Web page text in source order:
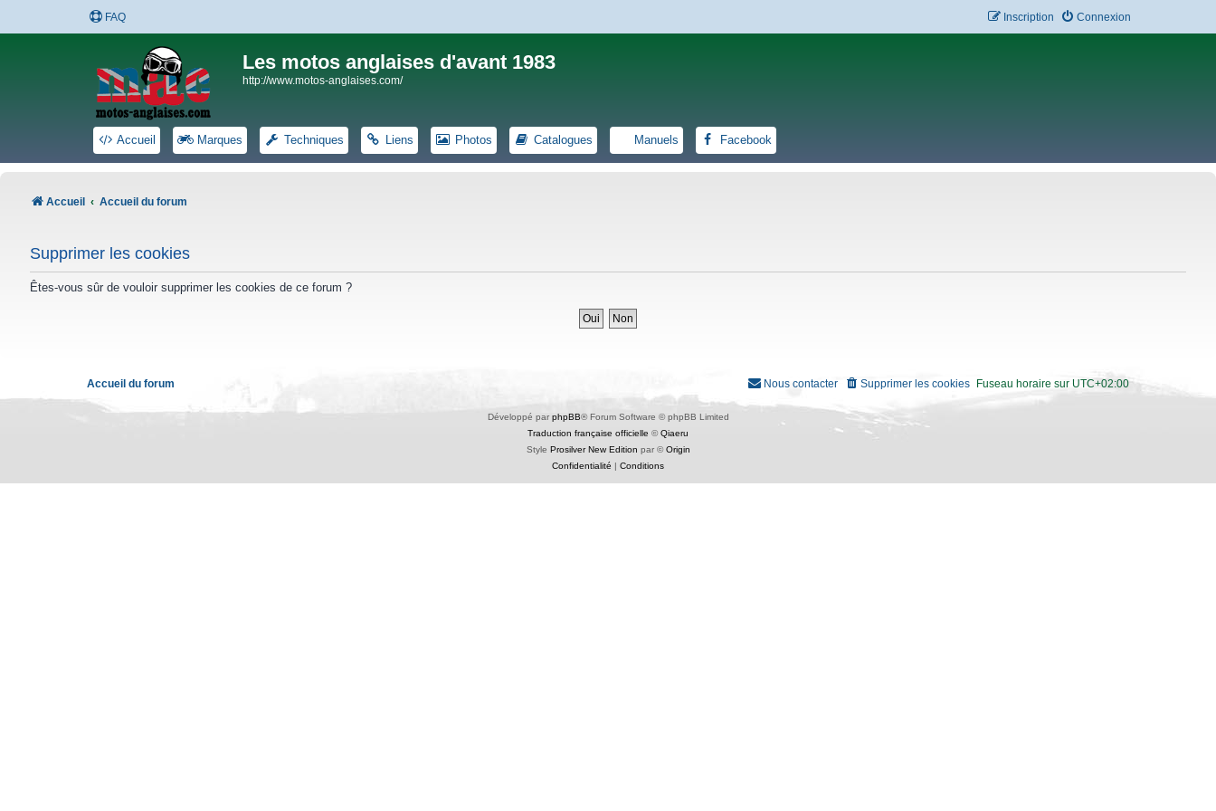
FAQ Connexion
Inscription
Les motos anglaises d'avant 1983
http://www.motos-anglaises.com/
Accueil Marques Techniques Liens Photos Catalogues Manuels Facebook
Accueil Accueil du forum
Supprimer les cookies
Êtes-vous sûr de vouloir supprimer les cookies de ce forum ?
Accueil du forum Fuseau horaire sur UTC+02:00
Supprimer les cookies
Nous contacter
Développé par phpBB® Forum Software © phpBB Limited
Traduction française officielle ©Qiaeru
Style Prosilver New Edition par ©Origin
Confidentialité | Conditions